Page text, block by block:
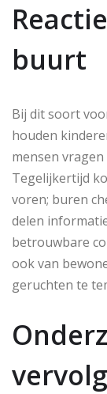
buurt
Bij dit soort
houden
mensen
Tegelijkertijd
voren; buren
delen
betrouwbare
ook van
geruchten te